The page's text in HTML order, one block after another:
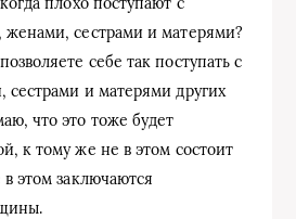
сестрами и матерями?
себе так поступать с
и матерями других
что это тоже будет
к тому же не в этом состоит
этом заключаются